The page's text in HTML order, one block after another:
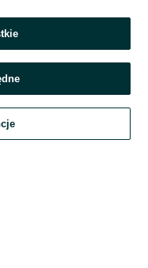
wskazanych powyżej,
aktualnym brzmieniu.